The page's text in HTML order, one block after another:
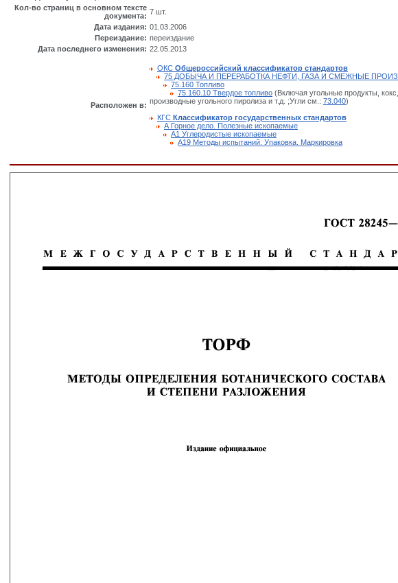
Кол-во страниц в основном тексте
документа: 7 шт.
Дата издания: 01.03.2006
Переиздание: переиздание
Дата последнего изменения: 22.05.2013
Расположен в:
ОКС Общероссийский классификатор стандартов
75 ДОБЫЧА И ПЕРЕРАБОТКА НЕФТИ, ГАЗА И СМЕЖНЫЕ
75.160 Топливо
75.160.10 Твердое топливо (Включая угольные продукты,
производные угольного пиролиза и т.д. ;Угли см.: 73.040)
КГС Классификатор государственных стандартов
А Горное дело. Полезные ископаемые
А1 Углеродистые ископаемые
А19 Методы испытаний. Упаковка. Маркировка